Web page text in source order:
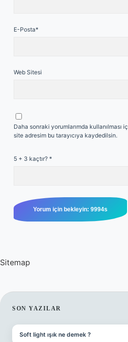
E-Posta*
Web Sitesi
Daha sonraki yorumlarımda kullanılması
site adresim bu tarayıcıya kaydedilsin.
5 + 3 kaçtır? *
Sitemap
SIDEBAR
SON YAZILAR
Soft light ışık ne demek ?